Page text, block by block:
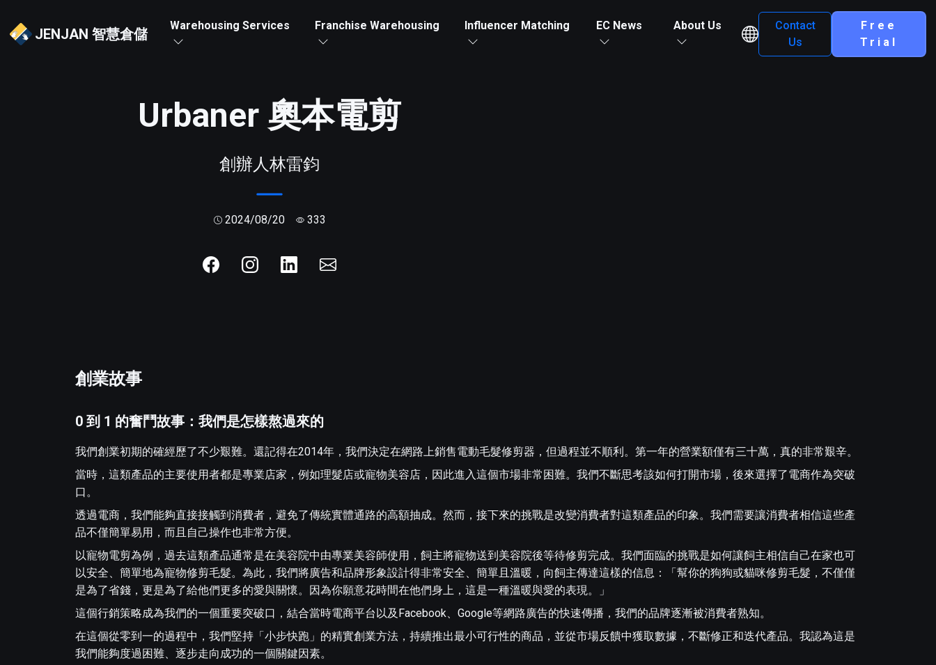
JENJAN 智慧倉儲
Warehousing Services Franchise Warehousing Influencer Matching EC News About Us
Contact
Us
Free
Trial
Urbaner 奧本電剪
創辦人林雷鈞
2024/08/20 333
創業故事
0 到 1 的奮鬥故事：我們是怎樣熬過來的
我們創業初期的確經歷了不少艱難。還記得在2014年，我們決定在網路上銷售電動毛髮修剪器，但過程並不順利。第一年的營業額僅有三十萬，真的非常艱辛。
當時，這類產品的主要使用者都是專業店家，例如理髮店或寵物美容店，因此進入這個市場非常困難。我們不斷思考該如何打開市場，後來選擇了電商作為突破
口。
透過電商，我們能夠直接接觸到消費者，避免了傳統實體通路的高額抽成。然而，接下來的挑戰是改變消費者對這類產品的印象。我們需要讓消費者相信這些產
品不僅簡單易用，而且自己操作也非常方便。
以寵物電剪為例，過去這類產品通常是在美容院中由專業美容師使用，飼主將寵物送到美容院後等待修剪完成。我們面臨的挑戰是如何讓飼主相信自己在家也可
以安全、簡單地為寵物修剪毛髮。為此，我們將廣告和品牌形象設計得非常安全、簡單且溫暖，向飼主傳達這樣的信息：「幫你的狗狗或貓咪修剪毛髮，不僅僅
是為了省錢，更是為了給他們更多的愛與關懷。因為你願意花時間在他們身上，這是一種溫暖與愛的表現。」
這個行銷策略成為我們的一個重要突破口，結合當時電商平台以及Facebook、Google等網路廣告的快速傳播，我們的品牌逐漸被消費者熟知。
在這個從零到一的過程中，我們堅持「小步快跑」的精實創業方法，持續推出最小可行性的商品，並從市場反饋中獲取數據，不斷修正和迭代產品。我認為這是
我們能夠度過困難、逐步走向成功的一個關鍵因素。